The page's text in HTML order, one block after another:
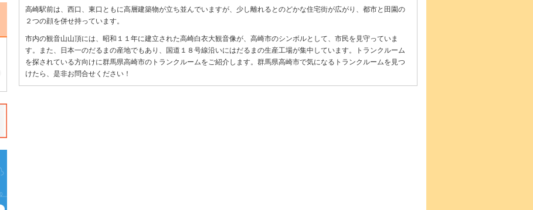
高崎駅前は、西口、東口ともに高層建築物が立ち並んでいますが、少し離れるとのどかな住宅街が広がり、都市と田園の
２つの顔を併せ持っています。
市内の観音山山頂には、昭和１１年に建立された高崎白衣大観音像が、高崎市のシンボルとして、市民を見守っていま
す。また、日本一のだるまの産地でもあり、国道１８号線沿いにはだるまの生産工場が集中しています。トランクルーム
を探されている方向けに群馬県高崎市のトランクルームをご紹介します。群馬県高崎市で気になるトランクルームを見つ
けたら、是非お問合せください！